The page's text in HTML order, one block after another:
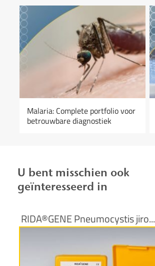
Malaria: Complete portfolio voor
betrouwbare diagnostiek
U bent misschien ook
geïnteresseerd in
RIDA®GENE Pneumocystis jiro...